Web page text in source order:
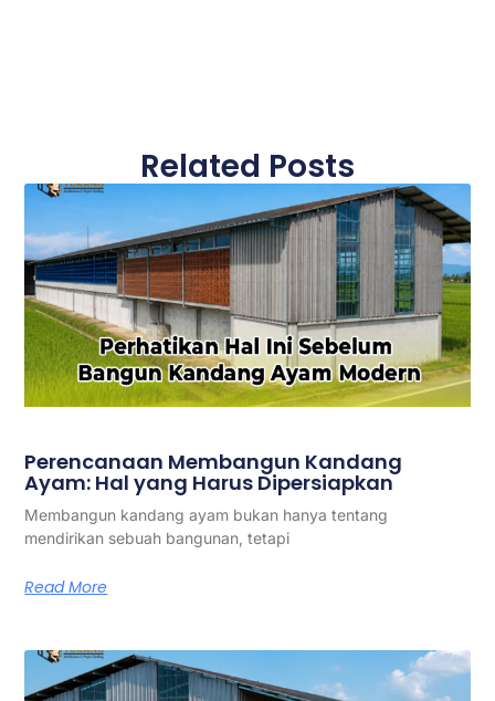
Related Posts
Perencanaan Membangun Kandang
Ayam: Hal yang Harus Dipersiapkan
Membangun kandang ayam bukan hanya tentang
mendirikan sebuah bangunan, tetapi
Read More